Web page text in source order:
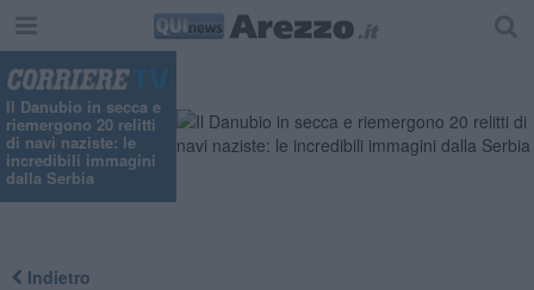
Il Danubio in secca e
riemergono 20 relitti
di navi naziste: le
incredibili immagini
dalla Serbia
Indietro